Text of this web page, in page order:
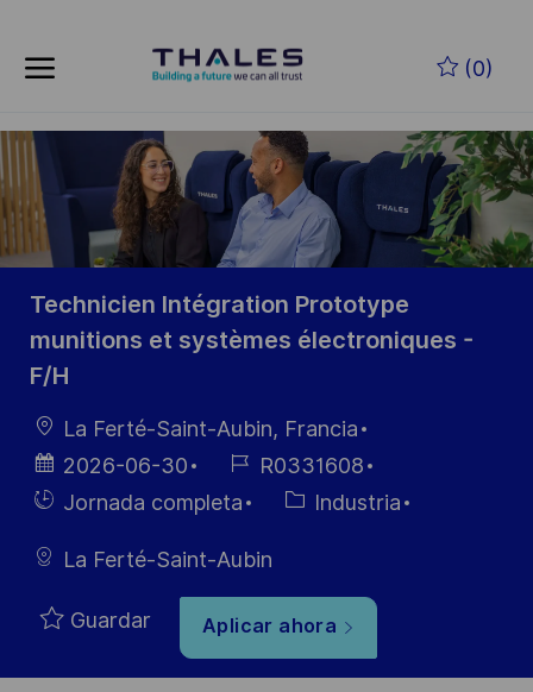
(0)
-
Technicien Intégration Prototype
munitions et systèmes électroniques -
F/H
Ubicación
La Ferté-Saint-Aubin, Francia
Fecha de
publicación
2026-06-30
ID de
empleo
R0331608
HiringJornada completa Categoría
Industria
La Ferté-Saint-Aubin
Guardar Aplicar ahora